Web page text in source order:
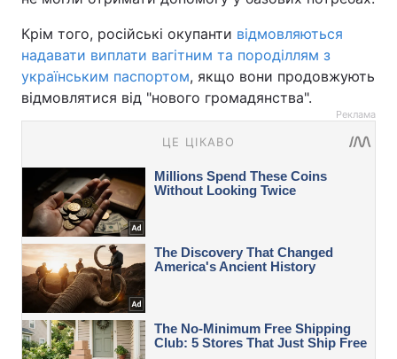
Крім того, російські окупанти відмовляються
надавати виплати вагітним та породіллям з
українським паспортом, якщо вони продовжують
відмовлятися від "нового громадянства".
Реклама